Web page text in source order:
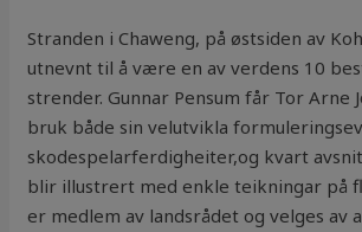
Stranden i Chaweng, på østsiden av
utnevnt til å være en av verdens 10
strender. Gunnar Pensum får Tor Arne
bruk både sin velutvikla
skodespelarferdigheiter,og kvart
blir illustrert med enkle teikningar på
er medlem av landsrådet og velges av